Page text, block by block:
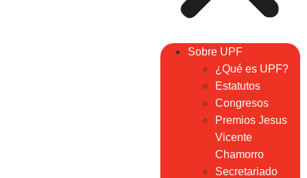
Sobre UPF
¿Qué es UPF?
Estatutos
Congresos
Premios Jesus
Vicente
Chamorro
Secretariado